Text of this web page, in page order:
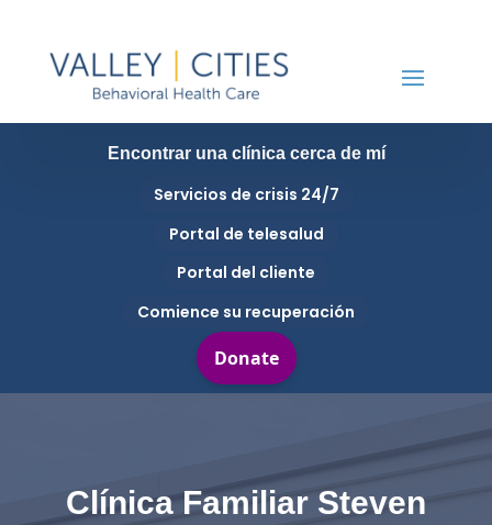
Encontrar una clínica cerca de mí
Servicios de crisis 24/7
Portal de telesalud
Portal del cliente
Comience su recuperación
Clínica Familiar Steven